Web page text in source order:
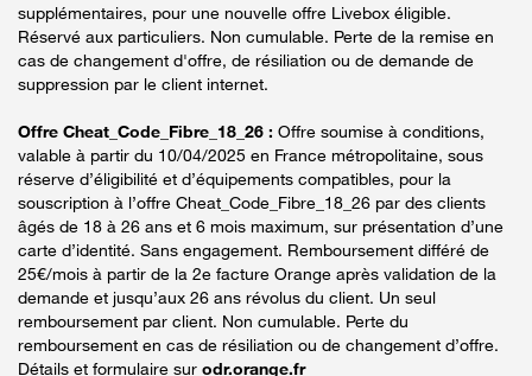
supplémentaires, pour une nouvelle offre Livebox éligible.
Réservé aux particuliers. Non cumulable. Perte de la remise en
cas de changement d'offre, de résiliation ou de demande de
suppression par le client internet.
Offre Cheat_Code_Fibre_18_26 : Offre soumise à conditions,
valable à partir du 10/04/2025 en France métropolitaine, sous
réserve d’éligibilité et d’équipements compatibles, pour la
souscription à l’offre Cheat_Code_Fibre_18_26 par des clients
âgés de 18 à 26 ans et 6 mois maximum, sur présentation d’une
carte d’identité. Sans engagement. Remboursement différé de
25€/mois à partir de la 2e facture Orange après validation de la
demande et jusqu’aux 26 ans révolus du client. Un seul
remboursement par client. Non cumulable. Perte du
remboursement en cas de résiliation ou de changement d’offre.
Détails et formulaire sur odr.orange.fr